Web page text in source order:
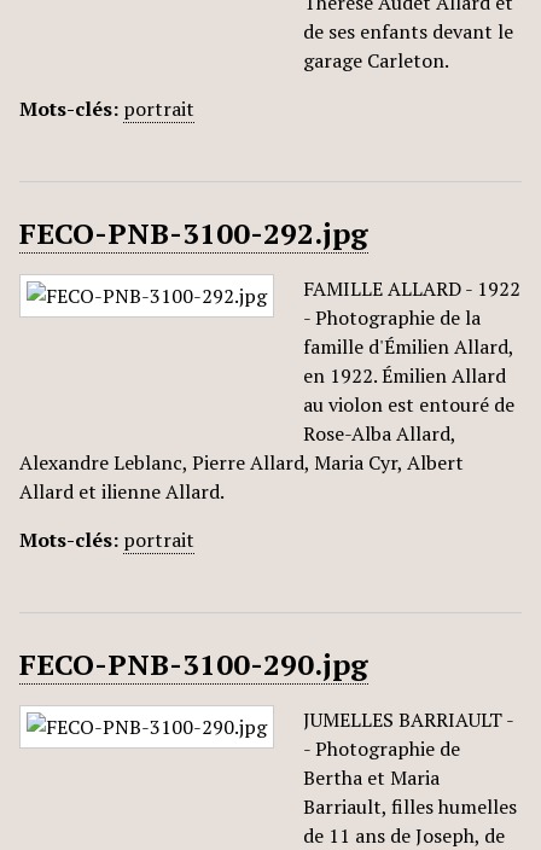
de ses enfants devant le
garage Carleton.
Mots-clés: portrait
FECO-PNB-3100-292.jpg
FAMILLE ALLARD - 1922
- Photographie de la
famille d'Émilien Allard,
en 1922. Émilien Allard
au violon est entouré de
Rose-Alba Allard,
Alexandre Leblanc, Pierre Allard, Maria Cyr, Albert
Allard et ilienne Allard.
Mots-clés: portrait
FECO-PNB-3100-290.jpg
JUMELLES BARRIAULT -
- Photographie de
Bertha et Maria
Barriault, filles humelles
de 11 ans de Joseph, de